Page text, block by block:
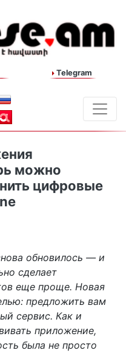
Telegram
можно
цифровые
обновилось — и
сделает
еще проще. Новая
предложить вам
сервис. Как и
приложение,
была не просто